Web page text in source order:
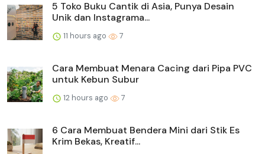
5 Toko Buku Cantik di Asia, Punya Desain
Unik dan Instagrama...
11 hours ago 7
Cara Membuat Menara Cacing dari Pipa PVC
untuk Kebun Subur
12 hours ago 7
6 Cara Membuat Bendera Mini dari Stik Es
Krim Bekas, Kreatif...